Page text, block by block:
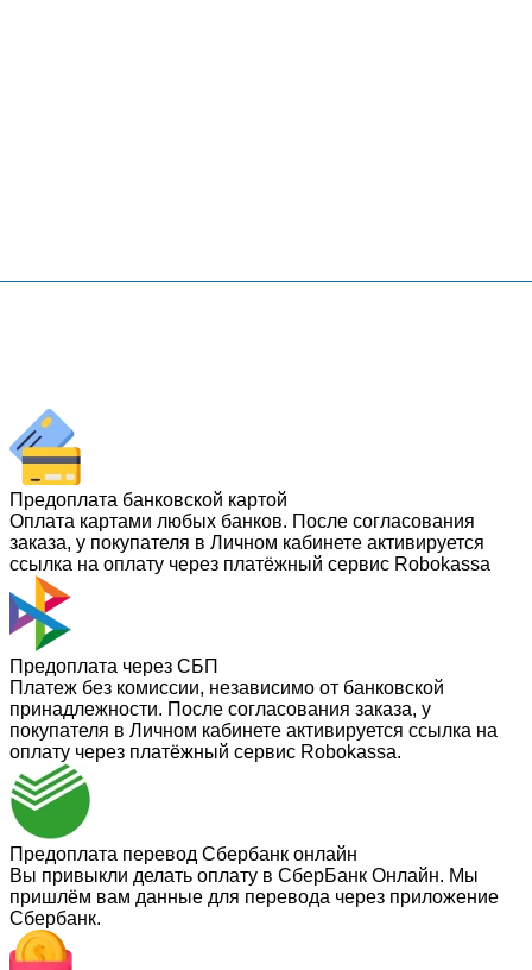
Предоплата банковской картой
Оплата картами любых банков. После согласования
заказа, у покупателя в Личном кабинете активируется
ссылка на оплату через платёжный сервис Robokassa
Предоплата через СБП
Платеж без комиссии, независимо от банковской
принадлежности. После согласования заказа, у
покупателя в Личном кабинете активируется ссылка на
оплату через платёжный сервис Robokassa.
Предоплата перевод Сбербанк онлайн
Вы привыкли делать оплату в СберБанк Онлайн. Мы
пришлём вам данные для перевода через приложение
Сбербанк.